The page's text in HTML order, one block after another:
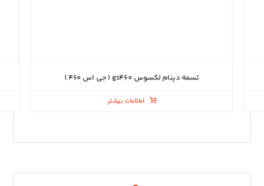
تسمه دینام لکسوس gs۴۶۰ ( جی اس ۴۶۰ )
اطلاعات بیشتر